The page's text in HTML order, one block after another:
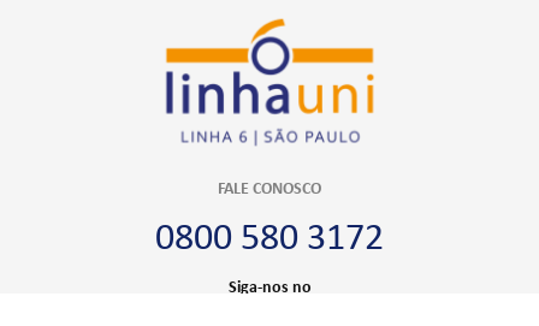
FALE CONOSCO
0800 580 3172
Siga-nos no